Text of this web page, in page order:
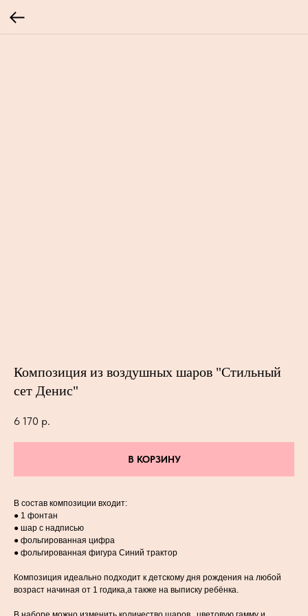
Композиция из воздушных шаров "Стильный
сет Денис"
6 170 р.
В КОРЗИНУ
В состав композиции входит:
● 1 фонтан
● шар с надписью
● фольгированная цифра
● фольгированная фигура Синий трактор
Композиция идеально подходит к детскому дня рождения на любой
возраст начиная от 1 годика,а также на выписку ребёнка.